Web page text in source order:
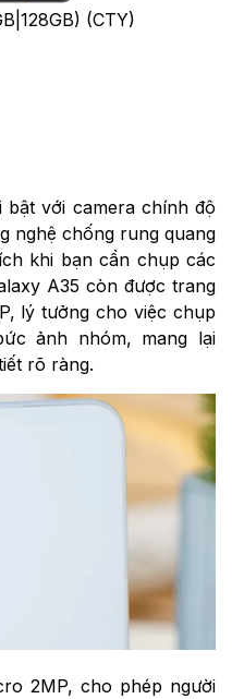
(CTY)
bật với camera chính độ
nghệ chống rung quang
khi bạn cần chụp các
A35 còn được trang
lý tưởng cho việc chụp
ảnh nhóm, mang lại
rõ ràng.
2MP, cho phép người